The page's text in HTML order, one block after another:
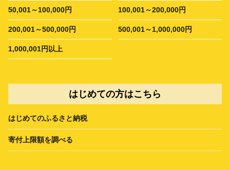
50,001～100,000円 100,001～200,000円
200,001～500,000円 500,001～1,000,000円
1,000,001円以上
はじめての方はこちら
はじめてのふるさと納税
寄付上限額を調べる